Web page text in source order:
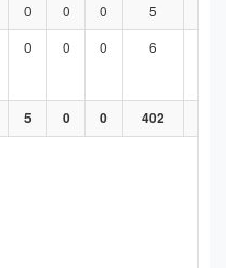
0 0 0 5
0 0 0 6
5 0 0 402